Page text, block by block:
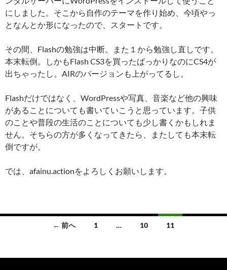
にしました。そこから自作のテーマを作り始め、今頃やっ
となんとか形になったので、スタートです。
その間、Flashの勉強は中断。また１から勉強し直しです。
本末転倒。しかもFlash CS3を買ったばっかりなのにCS4が
出ちゃったし。AIRのバージョンも上がってるし。
Flashだけではなく、WordPressや写真、音楽など他の興味
があることについても書いていこうと思っています。子供
のことや普段の生活のことについても少し書くかもしれま
せん。そちらの方が多くなってきたら、またしても本末転
倒ですが。
では、afainu.actionをよろしくお願いします。
ナ
← 前へ 1 … 10 11